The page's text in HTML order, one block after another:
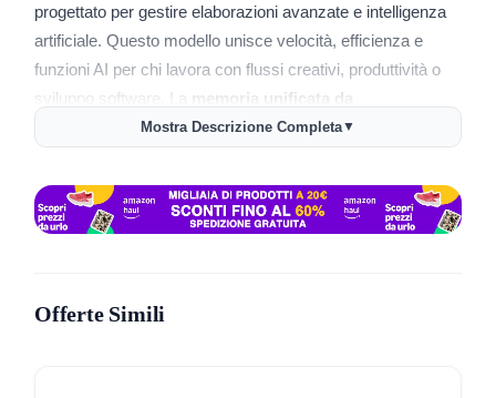
progettato per gestire elaborazioni avanzate e intelligenza
artificiale. Questo modello unisce velocità, efficienza e
funzioni AI per chi lavora con flussi creativi, produttività o
sviluppo software. La memoria unificata da
garantisce prestazioni fluide anche con applicazioni
Il display Liquid Retina XDRda 14,2″ offre risoluzione
nativa 3024×1964, contrasto 1.000.000:1 e luminosità
raggiungere fino a 24 ore di utilizzo video e 16 ore di
Mostra Descrizione Completa▼
Offerte Simili